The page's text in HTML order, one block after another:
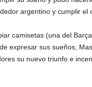
argentino y cumplir el
camisetas (una del
expresar sus sueños,
su nuevo triunfo e